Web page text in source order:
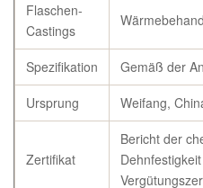
Flaschen-
Castings
Spezifikation
Gemäß der
Ursprung
Weifang,
Zertifikat
Bericht der